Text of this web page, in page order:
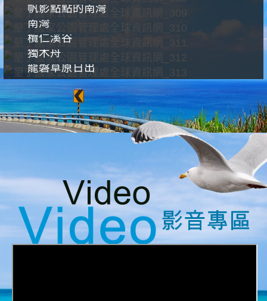
帆影點點的南灣
南灣
欖仁溪谷
獨木舟
龍磐草原日出